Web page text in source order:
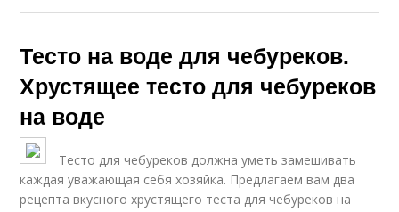
Тесто на воде для чебуреков.
Хрустящее тесто для чебуреков
на воде
Тесто для чебуреков должна уметь замешивать
каждая уважающая себя хозяйка. Предлагаем вам два
рецепта вкусного хрустящего теста для чебуреков на